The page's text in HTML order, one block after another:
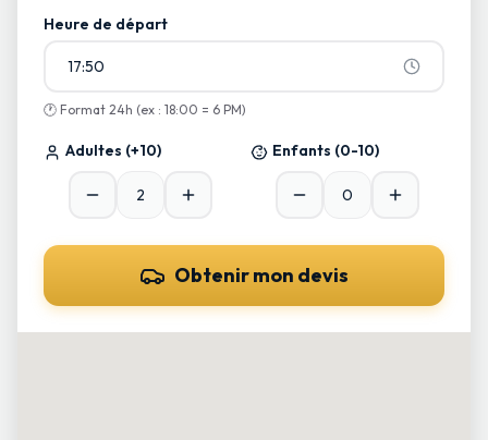
Heure de départ
17:50
🕐 Format 24h (ex : 18:00 = 6 PM)
Adultes (+10) Enfants (0-10)
Obtenir mon devis